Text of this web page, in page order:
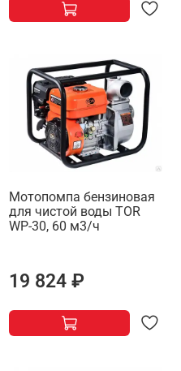
Мотопомпа бензиновая
для чистой воды TOR
WP-30, 60 м3/ч
19 824 ₽